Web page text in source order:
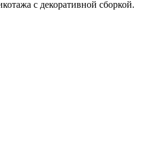
с декоративной сборкой.